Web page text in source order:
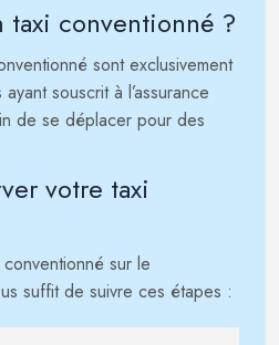
conventionné ?
sont exclusivement
souscrit à l’assurance
de se déplacer pour des
votre taxi
sur le
suffit de suivre ces étapes :